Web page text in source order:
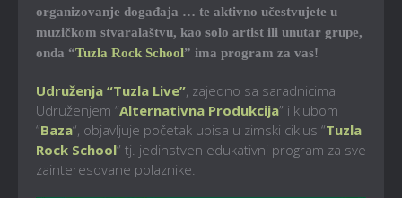
organizovanje događaja … te aktivno učestvujete u
muzičkom stvaralaštvu, kao solo artist ili unutar grupe,
onda “Tuzla Rock School” ima program za vas!
Udruženja “Tuzla Live”, zajedno sa saradnicima
Udruženjem “Alternativna Produkcija” i klubom
“Baza“, objavljuje početak upisa u zimski ciklus “Tuzla
Rock School” tj. jedinstven edukativni program za sve
zainteresovane polaznike.